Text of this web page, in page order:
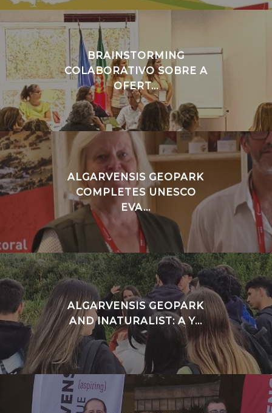
BRAINSTORMING
COLABORATIVO SOBRE A
OFERT...
ALGARVENSIS GEOPARK
COMPLETES UNESCO
EVA...
ALGARVENSIS GEOPARK
AND INATURALIST: A Y...